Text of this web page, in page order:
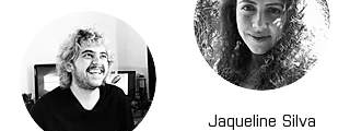
Jaqueline Silva